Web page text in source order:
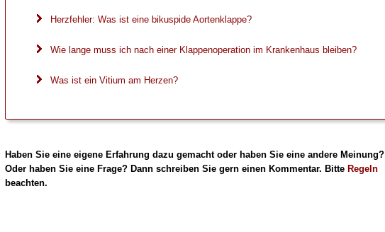
Herzfehler: Was ist eine bikuspide Aortenklappe?
Wie lange muss ich nach einer Klappenoperation im Krankenhaus bleiben?
Was ist ein Vitium am Herzen?
Haben Sie eine eigene Erfahrung dazu gemacht oder haben Sie eine andere Meinung?
Oder haben Sie eine Frage? Dann schreiben Sie gern einen Kommentar. Bitte Regeln
beachten.